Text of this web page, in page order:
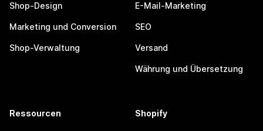
Shop-Design
Marketing und Conversion
Shop-Verwaltung
E-Mail-Marketing
SEO
Versand
Währung und Übersetzung
Ressourcen Shopify